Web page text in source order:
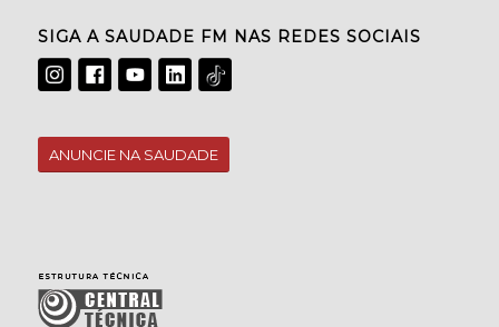
SIGA A SAUDADE FM NAS REDES SOCIAIS
ANUNCIE NA SAUDADE